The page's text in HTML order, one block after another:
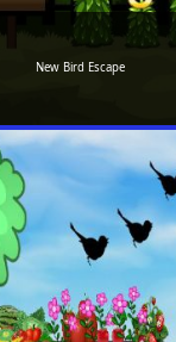
New Bird Escape